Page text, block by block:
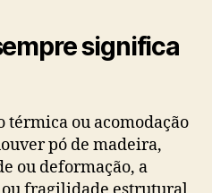
significa
térmica ou acomodação
pó de madeira,
ou deformação, a